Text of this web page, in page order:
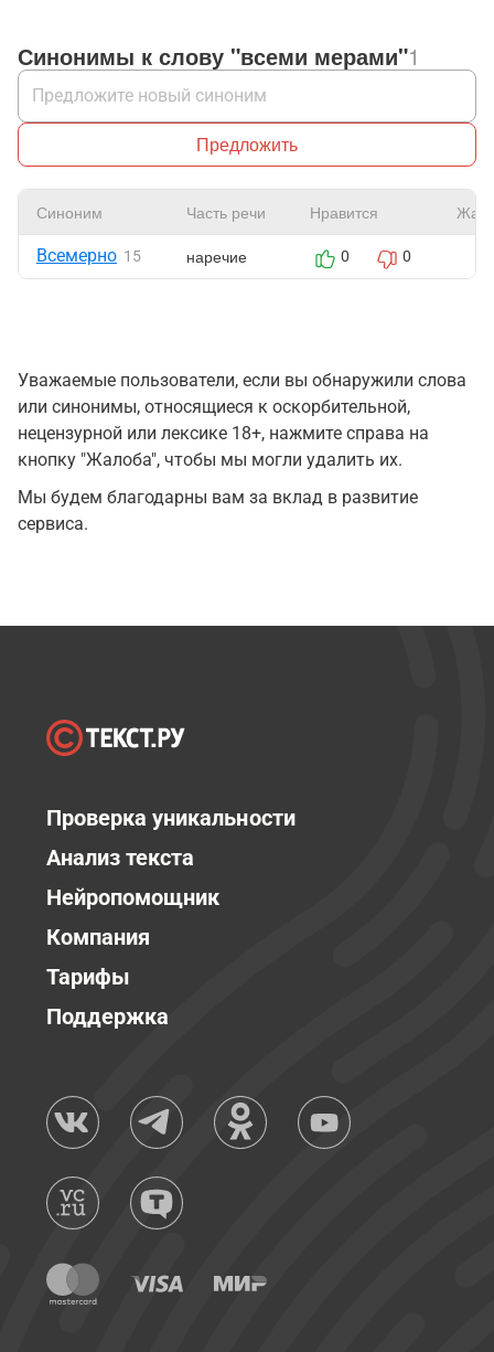
Синонимы к слову "всеми мерами"1
Предложить
Синоним Часть речи Нравится
Всемерно 15 наречие 0 0
Уважаемые пользователи, если вы обнаружили слова
или синонимы, относящиеся к оскорбительной,
нецензурной или лексике 18+, нажмите справа на
кнопку "Жалоба", чтобы мы могли удалить их.
Мы будем благодарны вам за вклад в развитие
сервиса.
Проверка уникальности
Анализ текста
Нейропомощник
Компания
Тарифы
Поддержка